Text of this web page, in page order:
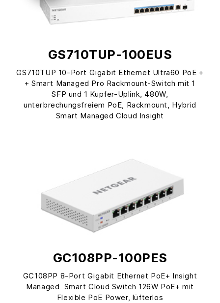
GS710TUP-100EUS
GS710TUP 10-Port Gigabit Ethernet Ultra60 PoE +
+ Smart Managed Pro Rackmount-Switch mit 1
SFP und 1 Kupfer-Uplink, 480W,
unterbrechungsfreiem PoE, Rackmount, Hybrid
Smart Managed Cloud Insight
GC108PP-100PES
GC108PP 8-Port Gigabit Ethernet PoE+ Insight
Managed Smart Cloud Switch 126W PoE+ mit
Flexible PoE Power, lüfterlos